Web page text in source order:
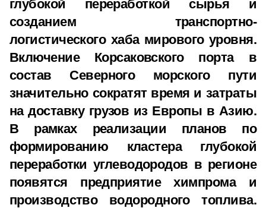
глубокой переработкой сырья и
созданием транспортно-
логистического хаба мирового уровня.
Включение Корсаковского порта в
состав Северного морского пути
значительно сократят время и затраты
на доставку грузов из Европы в Азию.
В рамках реализации планов по
формированию кластера глубокой
переработки углеводородов в регионе
появятся предприятие химпрома и
производство водородного топлива.